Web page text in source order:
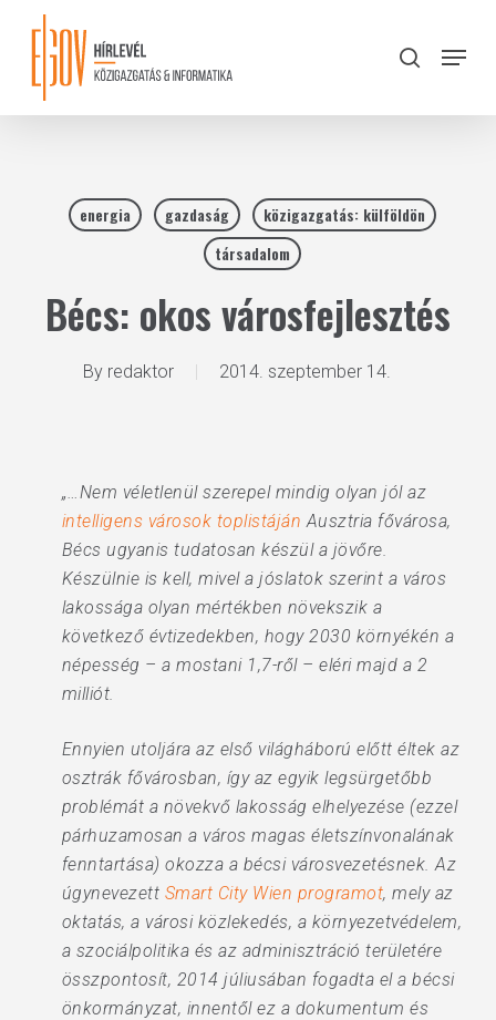
content
search
Menu
energia gazdaság
közigazgatás: külföldön
társadalom
Bécs: okos városfejlesztés
By redaktor 2014. szeptember 14.
„…Nem véletlenül szerepel mindig olyan jól az
intelligens városok toplistáján Ausztria fővárosa,
Bécs ugyanis tudatosan készül a jövőre.
Készülnie is kell, mivel a jóslatok szerint a város
lakossága olyan mértékben növekszik a
következő évtizedekben, hogy 2030 környékén a
népesség – a mostani 1,7-ről – eléri majd a 2
milliót.
Ennyien utoljára az első világháború előtt éltek az
osztrák fővárosban, így az egyik legsürgetőbb
problémát a növekvő lakosság elhelyezése (ezzel
párhuzamosan a város magas életszínvonalának
fenntartása) okozza a bécsi városvezetésnek. Az
úgynevezett Smart City Wien programot, mely az
oktatás, a városi közlekedés, a környezetvédelem,
a szociálpolitika és az adminisztráció területére
összpontosít, 2014 júliusában fogadta el a bécsi
önkormányzat, innentől ez a dokumentum és
Close